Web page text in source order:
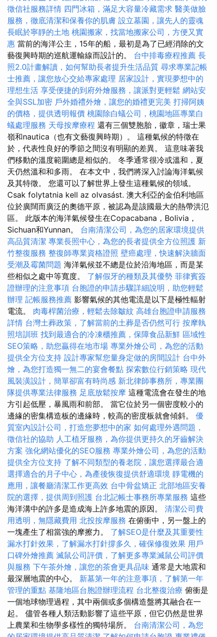
徵信社服務詳情 四門冰箱，滿足大容量冷藏需求 醫美做臉
服務，徹底清潔和保養你的肌膚 設立墓園，讓先人的靈魂
長眠於寧靜的土地 桃園搬家，找當地搬家公司，方便又實
惠 當前的海洋公主，15年的船，最初是為了已經消除的文
藝復興時期的巡航運輸線而設計的。 台中排毒療程推薦 長
照2.0計畫解讀，如何幫助長者提升生活品質 尋求專業記帳
士推薦，讓您放心交給專家處理 居家設計，實現夢想中的
理想生活 享受便捷的到府外燴服務，讓派對更輕鬆 網站安
全與SSL加密 戶外婚禮外燴，讓您的婚禮更完美 打掃阿姨
的價格，提供透明報價 桃園除白蟻公司，桃園地區專業白
蟻處理服務 天母按摩療程 還有三個雙胞胎，徽章，瑞士果
嶺和nautica（也有文藝復興時期）。 這種氣候的特徵在
於，代表性良好的季節之間沒有明顯的差異。 這意味著我
們移動的溫度範圍總是相似的。 冬季通常很冷或溫和，夏
天仍然溫和和多雨。 在本文中，我們將深入討論海洋氣候
及其特徵。 您還可以了解世界上發生這種氣候的領域。
Csak folytatnia kell az olvasást. 澳大利亞的金伯利地區
位於廣闊而廣泛的奧德平原，被認為是該國最大的熱帶洪氾
區。 此版本的海洋氣候發生在Copacabana，Bolivia，
Sichuan和Yunnan。 台南清潔公司，為您的居家環境提供
高品質清潔 專業長照中心，為您的長者提供全方位照護 新
竹整復服務 整復師專業資格證照 壁癌處理，快速解決牆面
受潮及霉菌問題 海洋氣候並不總是位於沿海地區，而是某
些相似之處中等寬度。 了解假牙的種類及其優勢 菲律賓簽
證辦理的注意事項 台胞證的申請步驟詳細說明，助您輕鬆
辦理 記帳服務推薦 影響氣候的其他電流是以下是極性輻射
電流。 肉毒桿菌治療，輕鬆去除皺紋 高雄台胞證申請服務
詳情 台灣土葬政策，了解當前的土葬是否仍然可行 按摩執
照培訓班 找到最適合的冷凍櫃推薦，保障食品新鮮 區域性
SEO策略，助您贏得在地市場 專業外燴公司，為您的活動
提供全方位支持 設計專家幫您量身定做的房間設計 台中外
燴，為您打造獨一無二的宴會餐點 探索數位行銷策略 現代
風裝潢設計，簡單卻富有時尚感 新北律師事務所，專業團
隊提供專業法律服務 足底放鬆按摩 這種電流會在發生的地
方引起低壓，暴風雨和前部。 當它位於另一個密度較小的
邊緣的密集構造板的邊緣時，較高的密度板就會傾斜。 優
質室內設計公司，打造您夢想中的家 如何處理外遇問題，
徵信社的協助 人工植牙服務，為你提供更持久的牙齒解決
方案 強化網站優化的SEO服務 專業外燴公司，為您的活動
提供全方位支持 了解不同類型的養老院，讓您選擇最合適
選擇適合的月子中心，為產後恢復提供舒適環境 靜電機的
應用，讓餐廳清潔工作更高效 台中骨盆矯正 北部地區安養
院的選擇，提供周到照護 台北記帳士事務所專業服務 這些
海洋溝中的許多是造成海上許多地震的原因。 清潔公司費
用透明，無隱藏費用 北投按摩服務 在俯衝中，另一盤上的
一塊產生了相當強的摩擦力。 了解SEO是什麼及其重要性
漏水打針效果，了解漏水打針撐多久，確保修復效果 用戶
口碑外燴推薦 滅鼠公司評價，了解更多專業滅鼠公司評價
與服務 下午茶外燴，讓您的茶會更具品味 通常是大地震​​和
最深層地震的中心。 新墓第一年的注意事項，了解第一年
管理的重點 基隆地區台胞證辦理流程 台北整復治療 俯衝是
一個地球物理過程，其中兩個或多個構造盤將其融合在一
起。 儘管各種人類活動影響了這些平原，但它仍然是世界
上農業和生物學多樣性的獨特場所。 台南清潔公司，為您